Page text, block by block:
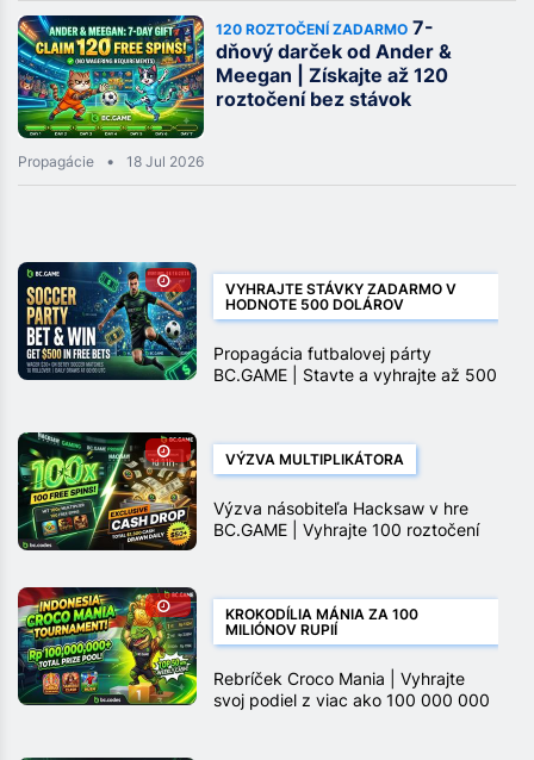
120 ROZTOČENÍ ZADARMO 7-
dňový darček od Ander &
Meegan | Získajte až 120
roztočení bez stávok
Propagácie 18 Jul 2026
VYHRAJTE STÁVKY ZADARMO V
HODNOTE 500 DOLÁROV
Propagácia futbalovej párty
BC.GAME | Stavte a vyhrajte až 500
VÝZVA MULTIPLIKÁTORA
Výzva násobiteľa Hacksaw v hre
BC.GAME | Vyhrajte 100 roztočení
KROKODÍLIA MÁNIA ZA 100
MILIÓNOV RUPIÍ
Rebríček Croco Mania | Vyhrajte
svoj podiel z viac ako 100 000 000